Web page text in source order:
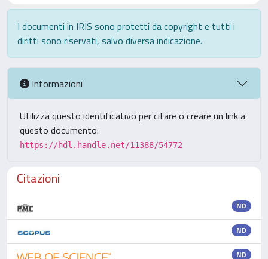
I documenti in IRIS sono protetti da copyright e tutti i
diritti sono riservati, salvo diversa indicazione.
Informazioni
Utilizza questo identificativo per citare o creare un link a
questo documento:
https://hdl.handle.net/11388/54772
Citazioni
ND
ND
ND